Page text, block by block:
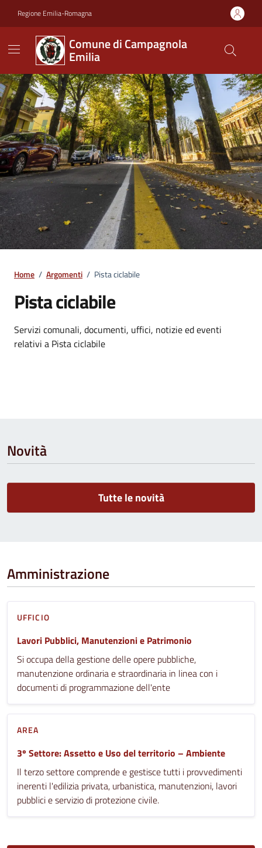
Regione Emilia-Romagna
Comune di Campagnola
Emilia
Home / Argomenti / Pista ciclabile
Pista ciclabile
Dettagli dell'argomento
Servizi comunali, documenti, uffici, notizie ed eventi
relativi a Pista ciclabile
Novità
Tutte le novità
Amministrazione
UFFICIO
Lavori Pubblici, Manutenzioni e Patrimonio
Si occupa della gestione delle opere pubbliche,
manutenzione ordinaria e straordinaria in linea con i
documenti di programmazione dell'ente
AREA
3º Settore: Assetto e Uso del territorio – Ambiente
Il terzo settore comprende e gestisce tutti i provvedimenti
inerenti l'edilizia privata, urbanistica, manutenzioni, lavori
pubblici e servizio di protezione civile.